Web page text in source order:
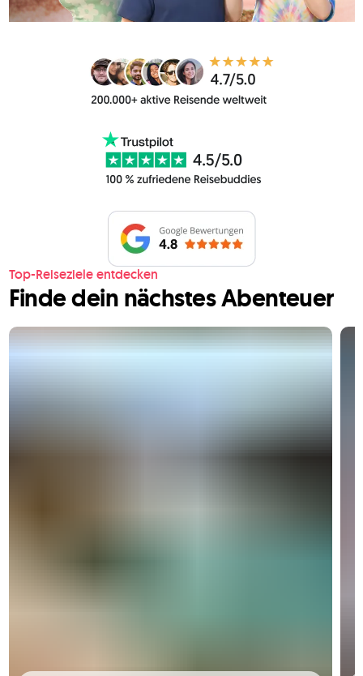
Top-Reiseziele entdecken
Finde dein nächstes Abenteuer